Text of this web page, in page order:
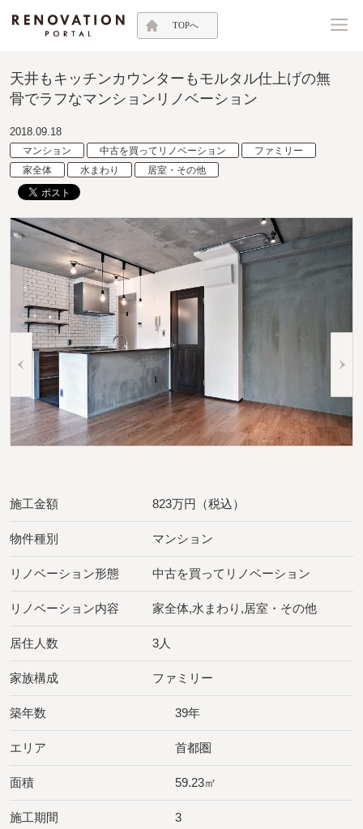
TOPへ
天井もキッチンカウンターもモルタル仕上げの無
骨でラフなマンションリノベーション
2018.09.18
マンション 中古を買ってリノベーション
ファミリー
家全体
水まわり 居室・その他
施工金額 823万円（税込）
物件種別 マンション
リノベーション形態 中古を買ってリノベーション
リノベーション内容 家全体,水まわり,居室・その他
居住人数 3人
家族構成 ファミリー
築年数 39年
エリア 首都圏
面積 59.23㎡
施工期間 3